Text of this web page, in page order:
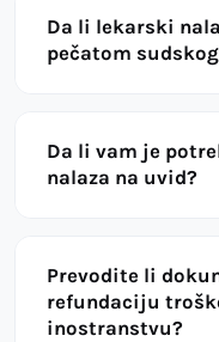
Da li lekarski
pečatom
Da li vam je
nalaza na uvid?
Prevodite li
refundaciju
inostranstvu?